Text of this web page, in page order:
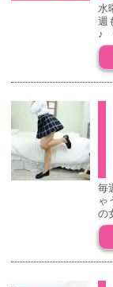
水
週
♪
毎
ゃ
の